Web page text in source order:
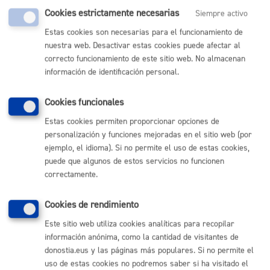
PRESENCIAL
TELÉFONO
MÁQUINA
Descarga y duplicado de recibos
ONLINE
TELÉFONO
MÁQUINA
Solicitud informes de intervención: Guardia Municipal y
Salvamento
* Online con certificado electrónico
ONLINE
PRESENCIAL
TELÉFONO
Cookies estrictamente necesarias
Siempre activo
Estas cookies son necesarias para el funcionamiento de
nuestra web. Desactivar estas cookies puede afectar al
correcto funcionamiento de este sitio web. No almacenan
información de identificación personal.
Cookies funcionales
Estas cookies permiten proporcionar opciones de
personalización y funciones mejoradas en el sitio web (por
ejemplo, el idioma). Si no permite el uso de estas cookies,
puede que algunos de estos servicios no funcionen
correctamente.
Cookies de rendimiento
Este sitio web utiliza cookies analíticas para recopilar
información anónima, como la cantidad de visitantes de
donostia.eus y las páginas más populares. Si no permite el
uso de estas cookies no podremos saber si ha visitado el